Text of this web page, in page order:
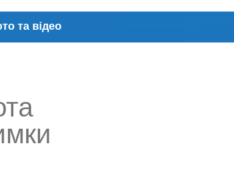
та відео